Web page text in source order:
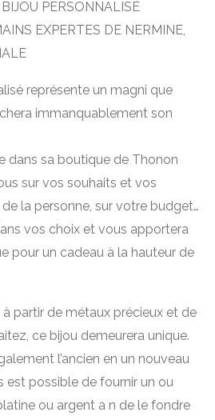
PERSONNALISÉ
EXPERTES DE NERMINE,
représente un magni que
immanquablement son
dans sa boutique de Thonon
sur vos souhaits et vos
la personne, sur votre budget…
vos choix et vous apportera
pour un cadeau à la hauteur de
à partir de métaux précieux et de
ce bijou demeurera unique.
l’ancien en un nouveau
est possible de fournir un ou
ou argent a n de le fondre